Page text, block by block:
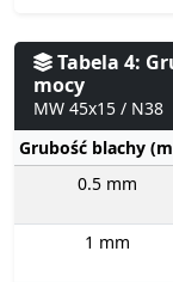
Tabela 4:
mocy
MW 45x15 / N38
Grubość blachy
0.5 mm
1 mm